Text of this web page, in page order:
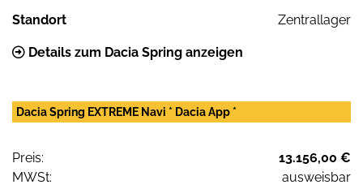
Standort Zentrallager
Details zum Dacia Spring anzeigen
Dacia Spring EXTREME Navi * Dacia App *
Preis:
13.156,00 €
MWSt:
ausweisbar